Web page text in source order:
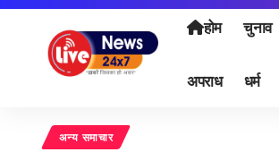
होम चुनाव
अपराध धर्म
अन्य समाचार